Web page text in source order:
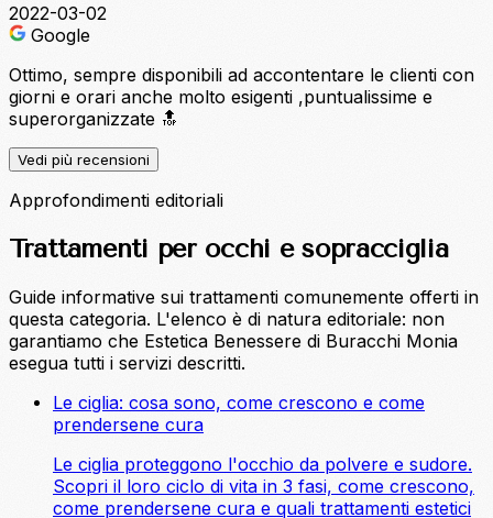
2022-03-02
Google
Ottimo, sempre disponibili ad accontentare le clienti con
giorni e orari anche molto esigenti ,puntualissime e
superorganizzate 🔝
Vedi più recensioni
Approfondimenti editoriali
Trattamenti per occhi e sopracciglia
Guide informative sui trattamenti comunemente offerti in
questa categoria. L'elenco è di natura editoriale: non
garantiamo che Estetica Benessere di Buracchi Monia
esegua tutti i servizi descritti.
Le ciglia: cosa sono, come crescono e come
prendersene cura
Le ciglia proteggono l'occhio da polvere e sudore.
Scopri il loro ciclo di vita in 3 fasi, come crescono,
come prendersene cura e quali trattamenti estetici